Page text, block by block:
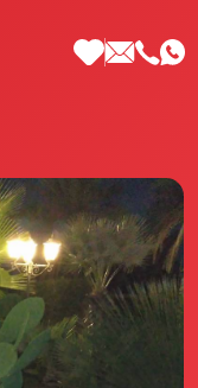
Più